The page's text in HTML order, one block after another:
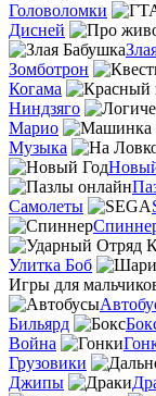
Головоломки
Дисней
Зомботрон
Когама
Ниндзяго
Марио
Музыка
Самолеты
Улитка Боб
Игры для
Бильярд
Война
Грузовики
Джипы